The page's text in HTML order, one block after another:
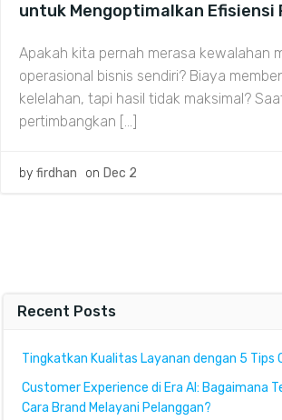
untuk Mengoptimalkan Efisiensi
Apakah kita pernah merasa kewalahan
operasional bisnis sendiri? Biaya
kelelahan, tapi hasil tidak maksimal?
pertimbangkan […]
by firdhan on Dec 2
Recent Posts
Tingkatkan Kualitas Layanan dengan 5 Tips
Customer Experience di Era AI: Bagaimana
Cara Brand Melayani Pelanggan?